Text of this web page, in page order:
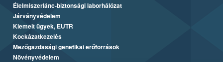
Élelmiszerlánc-biztonsági laborhálózat
Járványvédelem
Kiemelt ügyek, EUTR
Kockázatkezelés
Mezőgazdasági genetikai erőforrások
Növényvédelem